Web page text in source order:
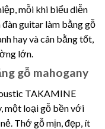
mỗi khi biểu diễn
guitar làm bằng gỗ
hay và cân bằng tốt,
lớn.
gỗ mahogany
TAKAMINE
một loại gỗ bền với
Thớ gỗ mịn, đẹp, ít